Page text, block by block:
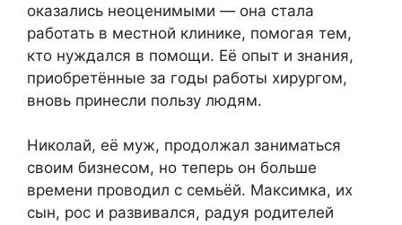
оказались неоценимыми — она стала
работать в местной клинике, помогая тем,
кто нуждался в помощи. Её опыт и знания,
приобретённые за годы работы хирургом,
вновь принесли пользу людям.
Николай, её муж, продолжал заниматься
своим бизнесом, но теперь он больше
времени проводил с семьёй. Максимка, их
сын, рос и развивался, радуя родителей